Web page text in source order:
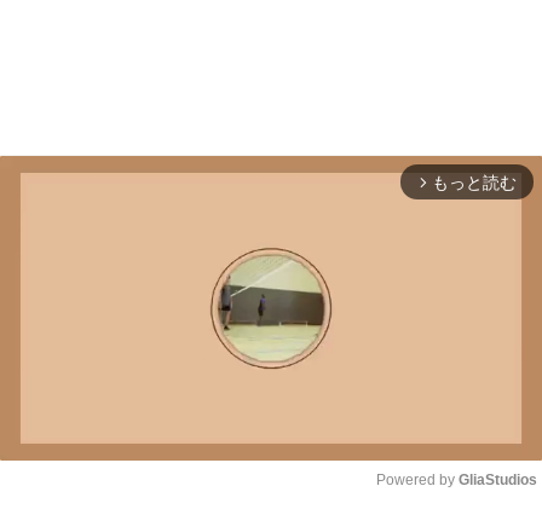
arrow_forward_ios もっと読む
Powered by GliaStudios